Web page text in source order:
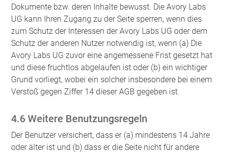
Dokumente bzw. deren Inhalte bewusst. Die Avory Labs
UG kann Ihren Zugang zu der Seite sperren, wenn dies
zum Schutz der Interessen der Avory Labs UG oder dem
Schutz der anderen Nutzer notwendig ist, wenn (a) Die
Avory Labs UG zuvor eine angemessene Frist gesetzt hat
und diese fruchtlos abgelaufen ist oder (b) ein wichtiger
Grund vorliegt, wobei ein solcher insbesondere bei einem
Verstoß gegen Ziffer 14 dieser AGB gegeben ist.
4.6 Weitere Benutzungsregeln
Der Benutzer versichert, dass er (a) mindestens 14 Jahre
oder älter ist und (b) dass er die Seite nicht für andere